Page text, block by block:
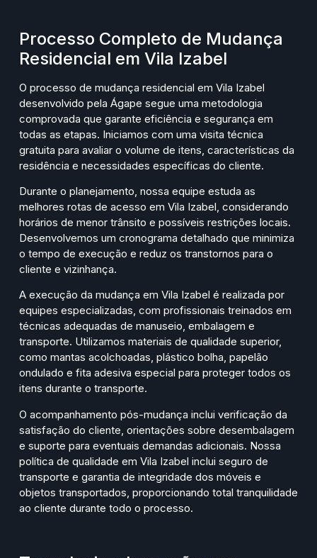
Processo Completo de Mudança
Residencial em Vila Izabel
O processo de mudança residencial em Vila Izabel
desenvolvido pela Ágape segue uma metodologia
comprovada que garante eficiência e segurança em
todas as etapas. Iniciamos com uma visita técnica
gratuita para avaliar o volume de itens, características da
residência e necessidades específicas do cliente.
Durante o planejamento, nossa equipe estuda as
melhores rotas de acesso em Vila Izabel, considerando
horários de menor trânsito e possíveis restrições locais.
Desenvolvemos um cronograma detalhado que minimiza
o tempo de execução e reduz os transtornos para o
cliente e vizinhança.
A execução da mudança em Vila Izabel é realizada por
equipes especializadas, com profissionais treinados em
técnicas adequadas de manuseio, embalagem e
transporte. Utilizamos materiais de qualidade superior,
como mantas acolchoadas, plástico bolha, papelão
ondulado e fita adesiva especial para proteger todos os
itens durante o transporte.
O acompanhamento pós-mudança inclui verificação da
satisfação do cliente, orientações sobre desembalagem
e suporte para eventuais demandas adicionais. Nossa
política de qualidade em Vila Izabel inclui seguro de
transporte e garantia de integridade dos móveis e
objetos transportados, proporcionando total tranquilidade
ao cliente durante todo o processo.